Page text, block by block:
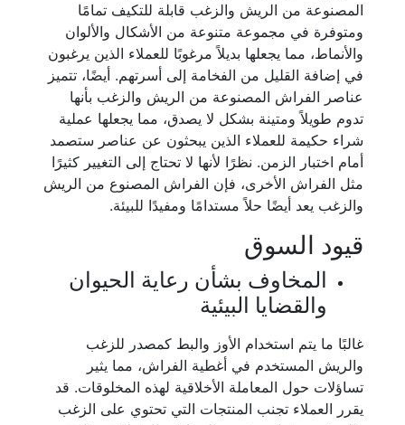
المصنوعة من الريش والزغب قابلة للتكيف تمامًا
ومتوفرة في مجموعة متنوعة من الأشكال والألوان
والأنماط، مما يجعلها بديلاً مرغوبًا للعملاء الذين يرغبون
في إضافة القليل من الفخامة إلى أسرتهم. أيضًا، تتميز
عناصر الفراش المصنوعة من الريش والزغب بأنها
تدوم طويلاً ومتينة بشكل لا يصدق، مما يجعلها عملية
شراء حكيمة للعملاء الذين يبحثون عن عناصر ستصمد
أمام اختبار الزمن. نظرًا لأنها لا تحتاج إلى التغيير كثيرًا
مثل الفراش الأخرى، فإن الفراش المصنوع من الريش
والزغب يعد أيضًا حلاً مستدامًا ومفيدًا للبيئة.
قيود السوق
المخاوف بشأن رعاية الحيوان
والقضايا البيئية
غالبًا ما يتم استخدام الأوز والبط كمصدر للزغب
والريش المستخدم في أغطية الفراش، مما يثير
تساؤلات حول المعاملة الأخلاقية لهذه المخلوقات. قد
يقرر العملاء تجنب المنتجات التي تحتوي على الزغب